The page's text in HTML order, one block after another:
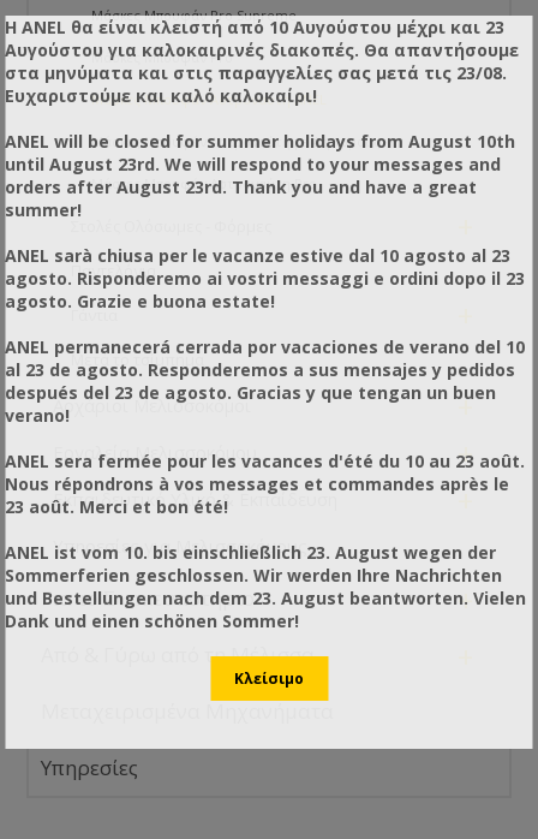
Μάσκες Μπουφάν Pro Supreme
Μάσκες Μπουφάν Pro
Μάσκες Μπουφάν Αστροναύτη ANEL
Μάσκες Μπουφάν Αστροναύτη με Αερισμούς
Μάσκες Μπουφάν Αστροναύτη Pro
Παντελόνια
Γάντια
Μετά το τσίμπημα
Αρχάριοι Μελισσοκόμοι +
Εργαλεία Μελισσοκόμου +
Εκπαιδευτικό Υλικό & Εκπαίδευση +
Υπηρεσίες για Μελισσοκόμους
Για το Συσκευαστήριο +
Από & Γύρω από τη Μέλισσα
Υπηρεσίες
Η ANEL θα είναι κλειστή από 10 Αυγούστου μέχρι και 23
Αυγούστου για καλοκαιρινές διακοπές. Θα απαντήσουμε
στα μηνύματα και στις παραγγελίες σας μετά τις 23/08.
Ευχαριστούμε και καλό καλοκαίρι!
ANEL will be closed for summer holidays from August 10th
until August 23rd. We will respond to your messages and
orders after August 23rd. Thank you and have a great
summer!
ANEL sarà chiusa per le vacanze estive dal 10 agosto al 23
agosto. Risponderemo ai vostri messaggi e ordini dopo il 23
agosto. Grazie e buona estate!
ANEL permanecerá cerrada por vacaciones de verano del 10
al 23 de agosto. Responderemos a sus mensajes y pedidos
después del 23 de agosto. Gracias y que tengan un buen
verano!
ANEL sera fermée pour les vacances d'été du 10 au 23 août.
Nous répondrons à vos messages et commandes après le
23 août. Merci et bon été!
ANEL ist vom 10. bis einschließlich 23. August wegen der
Sommerferien geschlossen. Wir werden Ihre Nachrichten
und Bestellungen nach dem 23. August beantworten. Vielen
Dank und einen schönen Sommer!